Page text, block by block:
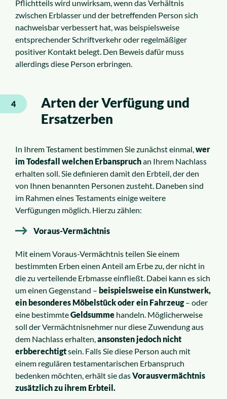
Pflichtteils wird unwirksam, wenn das Verhältnis
zwischen Erblasser und der betreffenden Person sich
nachweisbar verbessert hat, was beispielsweise
entsprechender Schriftverkehr oder regelmäßiger
positiver Kontakt belegt. Den Beweis dafür muss
allerdings diese Person erbringen.
4
Arten der Verfügung und
Ersatzerben
In Ihrem Testament bestimmen Sie zunächst einmal,wer
im Todesfall welchen Erbanspruchan Ihrem Nachlass
erhalten soll. Sie definieren damit den Erbteil, der den
von Ihnen benannten Personen zusteht. Daneben sind
im Rahmen eines Testaments einige weitere
Verfügungen möglich. Hierzu zählen:
Voraus-Vermächtnis
Mit einem Voraus-Vermächtnis teilen Sie einem
bestimmten Erben einen Anteil am Erbe zu, der nicht in
die zu verteilende Erbmasse einfließt. Dabei kann es sich
um einen Gegenstand – beispielsweise ein Kunstwerk,
ein besonderes Möbelstück oder ein Fahrzeug– oder
eine bestimmteGeldsumme handeln. Möglicherweise
soll der Vermächtnisnehmer nur diese Zuwendung aus
dem Nachlass erhalten,ansonsten jedoch nicht
erbberechtigtsein. Falls Sie diese Person auch mit
einem regulären testamentarischen Erbanspruch
bedenken möchten, erhält sie dasVorausvermächtnis
zusätzlich zu ihrem Erbteil.